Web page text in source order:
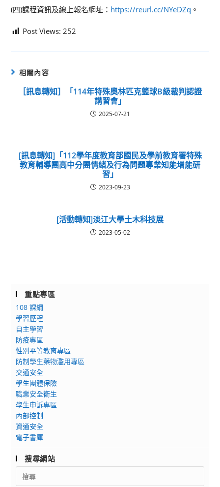
(四)課程資訊及線上報名網址： https://reurl.cc/NYeDZq 。
Post Views: 252
相關內容
［訊息轉知］「114年特殊奧林匹克籃球B級裁判認證
講習會」
2025-07-21
[訊息轉知]「112學年度教育部國民及學前教育署特殊
教育輔導團高中分團情緒及行為問題專業知能增能研
習」
2023-09-23
[活動轉知]淡江大學土木科技展
2023-05-02
重點專區
108 課綱
學習歷程
自主學習
防疫專區
性別平等教育專區
防制學生藥物濫用專區
交通安全
學生團體保險
職業安全衛生
學生申訴專區
內部控制
資通安全
電子書庫
搜尋網站
Search
for: